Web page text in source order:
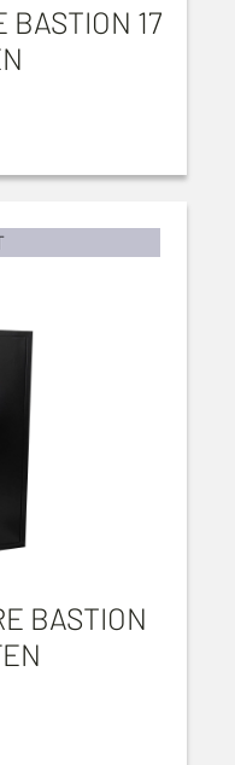
BASTION 17
BASTION